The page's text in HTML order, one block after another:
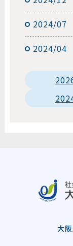
2024/07
2024/04
大